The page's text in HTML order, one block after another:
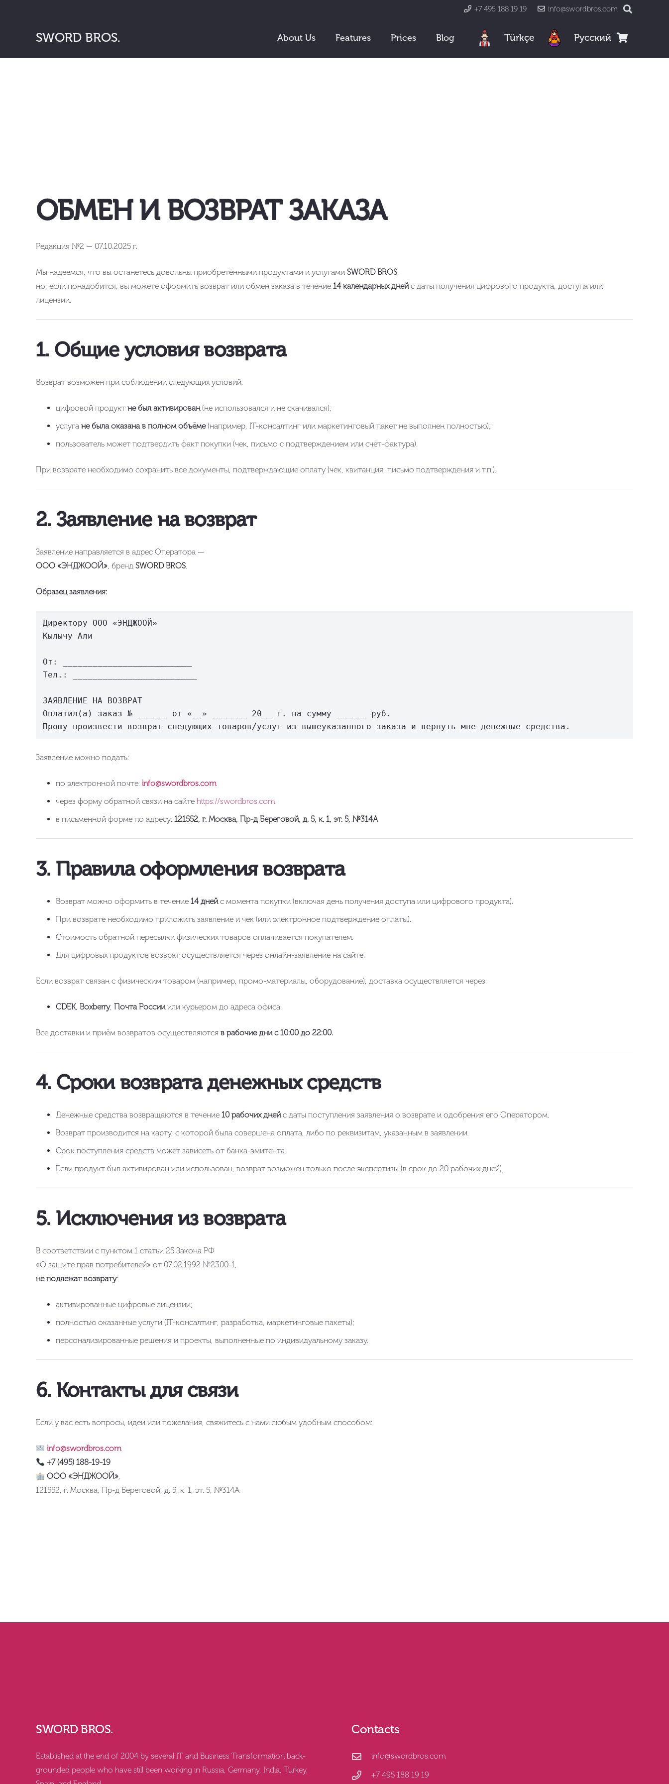
+7 495 188 19 19 info@swordbros.com
SWORD BROS. About Us Features Prices Blog Türkçe Русский
ОБМЕН И ВОЗВРАТ ЗАКАЗА
Редакция №2 — 07.10.2025 г.
Мы надеемся, что вы останетесь довольны приобретёнными продуктами и услугами SWORD BROS,
но, если понадобится, вы можете оформить возврат или обмен заказа в течение 14 календарных днейс даты получения цифрового продукта, доступа или
лицензии.
1. Общие условия возврата
Возврат возможен при соблюдении следующих условий:
цифровой продукт не был активирован(не использовался и не скачивался);
услуга не была оказана в полном объёме(например, IT-консалтинг или маркетинговый пакет не выполнен полностью);
пользователь может подтвердить факт покупки (чек, письмо с подтверждением или счёт-фактура).
При возврате необходимо сохранить все документы, подтверждающие оплату (чек, квитанция, письмо подтверждения и т.п.).
2. Заявление на возврат
Заявление направляется в адрес Оператора —
ООО «ЭНДЖООЙ», бренд SWORD BROS.
Образец заявления:
Директору ООО «ЭНДЖООЙ»
Кылычу Али
От: __________________________
Тел.: _________________________
ЗАЯВЛЕНИЕ НА ВОЗВРАТ
Оплатил(а) заказ № ______ от «__» _______ 20__ г. на сумму ______ руб.
Заявление можно подать:
по электронной почте: info@swordbros.com
через форму обратной связи на сайте https://swordbros.com
в письменной форме по адресу: 121552, г. Москва, Пр-д Береговой, д. 5, к. 1, эт. 5, №314А
3. Правила оформления возврата
Возврат можно оформить в течение 14 днейс момента покупки (включая день получения доступа или цифрового продукта).
При возврате необходимо приложить заявление и чек (или электронное подтверждение оплаты).
Стоимость обратной пересылки физических товаров оплачивается покупателем.
Для цифровых продуктов возврат осуществляется через онлайн-заявление на сайте.
Если возврат связан с физическим товаром (например, промо-материалы, оборудование), доставка осуществляется через:
CDEK, Boxberry, Почта Россииили курьером до адреса офиса.
Все доставки и приём возвратов осуществляются в рабочие дни с 10:00 до 22:00.
4. Сроки возврата денежных средств
Денежные средства возвращаются в течение 10 рабочих днейс даты поступления заявления о возврате и одобрения его Оператором.
Возврат производится на карту, с которой была совершена оплата, либо по реквизитам, указанным в заявлении.
Срок поступления средств может зависеть от банка-эмитента.
Если продукт был активирован или использован, возврат возможен только после экспертизы (в срок до 20 рабочих дней).
5. Исключения из возврата
В соответствии с пунктом 1 статьи 25 Закона РФ
«О защите прав потребителей» от 07.02.1992 №2300-1,
не подлежат возврату:
активированные цифровые лицензии;
полностью оказанные услуги (IT-консалтинг, разработка, маркетинговые пакеты);
персонализированные решения и проекты, выполненные по индивидуальному заказу.
6. Контакты для связи
Если у вас есть вопросы, идеи или пожелания, свяжитесь с нами любым удобным способом:
info@swordbros.com
+7 (495) 188-19-19
ООО «ЭНДЖООЙ»,
121552, г. Москва, Пр-д Береговой, д. 5, к. 1, эт. 5, №314А
SWORD BROS.
Established at the end of 2004 by several IT and Business Transformation back-
grounded people who have still been working in Russia, Germany, India, Turkey,
Contacts
info@swordbros.com
+7 495 188 19 19